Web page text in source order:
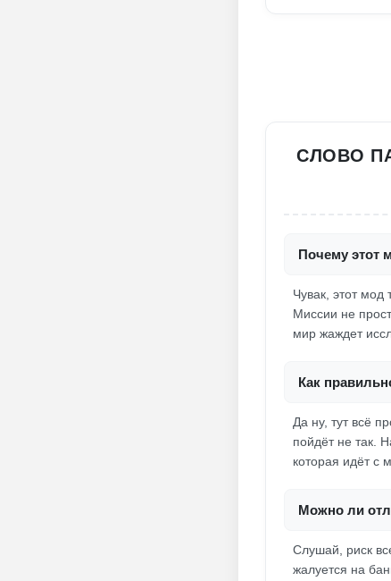
СЛОВО
Почему этот
Чувак, этот мод
Миссии не
мир жаждет
Как
Да ну, тут всё
пойдёт не так.
которая идёт с
Можно ли
Слушай, риск
жалуется на